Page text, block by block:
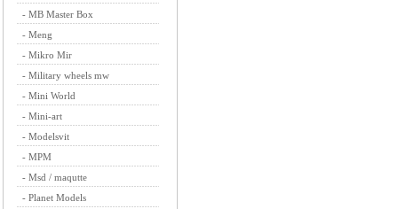
- MB Master Box
- Meng
- Mikro Mir
- Military wheels mw
- Mini World
- Mini-art
- Modelsvit
- MPM
- Msd / maqutte
- Planet Models